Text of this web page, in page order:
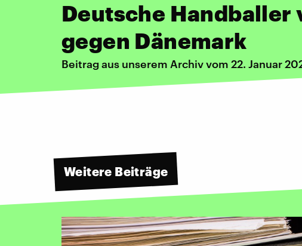
Deutsche Handballer
gegen Dänemark
Beitrag aus unserem Archiv vom 22. Januar
Weitere Beiträge